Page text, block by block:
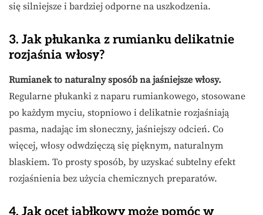
się silniejsze i bardziej odporne na uszkodzenia.
3. Jak płukanka z rumianku delikatnie
rozjaśnia włosy?
Rumianek to naturalny sposób na jaśniejsze włosy.
Regularne płukanki z naparu rumiankowego, stosowane
po każdym myciu, stopniowo i delikatnie rozjaśniają
pasma, nadając im słoneczny, jaśniejszy odcień. Co
więcej, włosy odwdzięczą się pięknym, naturalnym
blaskiem. To prosty sposób, by uzyskać subtelny efekt
rozjaśnienia bez użycia chemicznych preparatów.
4. Jak ocet jabłkowy może pomóc w